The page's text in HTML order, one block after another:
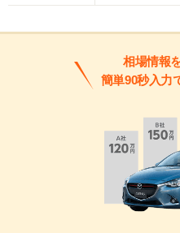
相場情報
簡単90秒入力